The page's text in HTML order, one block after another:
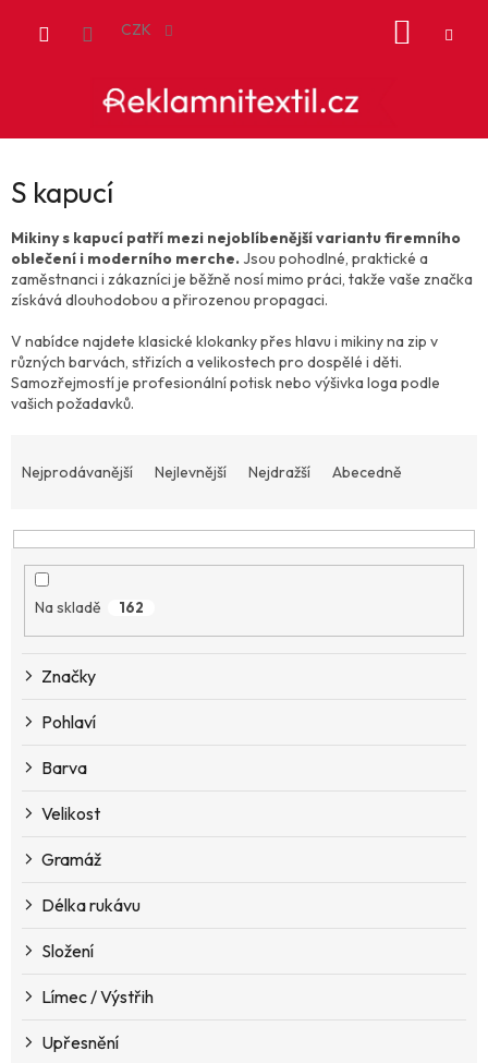
CZK
S kapucí
Mikiny s kapucí patří mezi nejoblíbenější variantu firemního
oblečení i moderního merche. Jsou pohodlné, praktické a
zaměstnanci i zákazníci je běžně nosí mimo práci, takže vaše značka
získává dlouhodobou a přirozenou propagaci.
V nabídce najdete klasické klokanky přes hlavu i mikiny na zip v
různých barvách, střizích a velikostech pro dospělé i děti.
Samozřejmostí je profesionální potisk nebo výšivka loga podle
vašich požadavků.
a
n
Nejprodávanější Nejlevnější Nejdražší Abecedně
Na skladě 162
Značky
Pohlaví
Barva
Velikost
Gramáž
Délka rukávu
Složení
Límec / Výstřih
Upřesnění